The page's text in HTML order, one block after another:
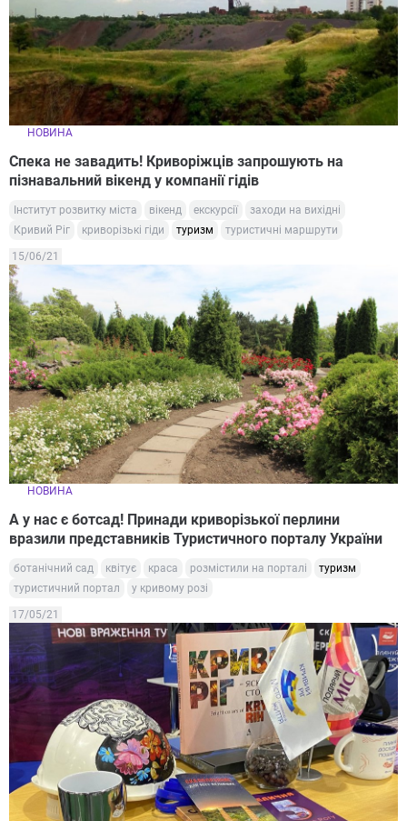
НОВИНА
Спека не завадить! Криворіжців запрошують на
пізнавальний вікенд у компанії гідів
Інститут розвитку міста вікенд екскурсії
заходи на вихідні
Кривий Ріг
криворізькі гіди туризм туристичні маршрути
15/06/21
НОВИНА
А у нас є ботсад! Принади криворізької перлини
вразили представників Туристичного порталу України
ботанічний сад квітує краса розмістили на порталі
туризм
туристичний портал
у кривому розі
17/05/21